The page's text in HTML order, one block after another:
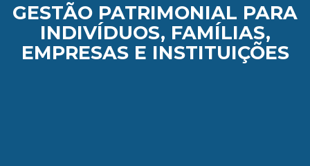
GESTÃO PATRIMONIAL PARA
INDIVÍDUOS, FAMÍLIAS,
EMPRESAS E INSTITUIÇÕES